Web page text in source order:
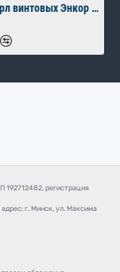
Набор свёрл винтовых Энкор для дерева 8 шт (10-24х460 мм) в коробке
192712482, регистрация
г. Минск, ул. Максима